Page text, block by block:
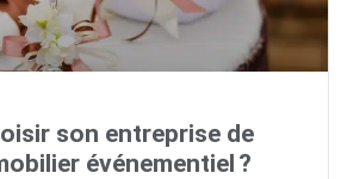
son entreprise de
événementiel ?